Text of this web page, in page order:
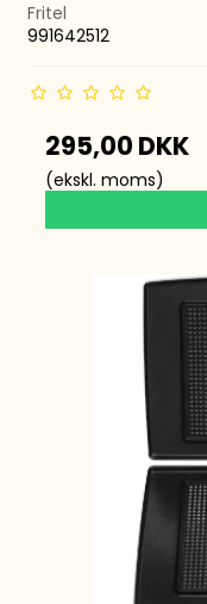
Fritel
991642512
295,00 DKK
(ekskl. moms)